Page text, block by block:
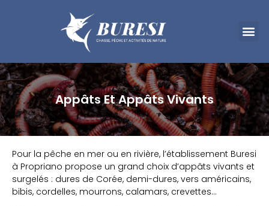
Appâts Et Appâts Vivants
Pour la pêche en mer ou en rivière, l’établissement Buresi
à Propriano propose un grand choix d’appâts vivants et
surgelés : dures de Corée, demi-dures, vers américains,
bibis, cordelles, mourrons, calamars, crevettes…